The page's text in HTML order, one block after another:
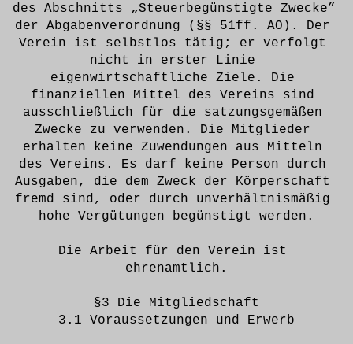
des Abschnitts „Steuerbegünstigte Zwecke”
der Abgabenverordnung (§§ 51ff. AO). Der
Verein ist selbstlos tätig; er verfolgt
nicht in erster Linie
eigenwirtschaftliche Ziele. Die
finanziellen Mittel des Vereins sind
ausschließlich für die satzungsgemäßen
Zwecke zu verwenden. Die Mitglieder
erhalten keine Zuwendungen aus Mitteln
des Vereins. Es darf keine Person durch
Ausgaben, die dem Zweck der Körperschaft
fremd sind, oder durch unverhältnismäßig
hohe Vergütungen begünstigt werden.
Die Arbeit für den Verein ist
ehrenamtlich.
§3 Die Mitgliedschaft
3.1 Voraussetzungen und Erwerb